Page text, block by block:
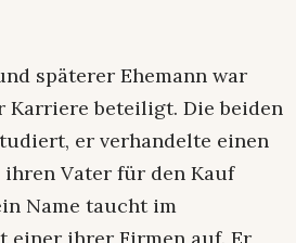
späterer Ehemann war
Karriere beteiligt. Die beiden
er verhandelte einen
Vater für den Kauf
Name taucht im
einer ihrer Firmen auf. Er